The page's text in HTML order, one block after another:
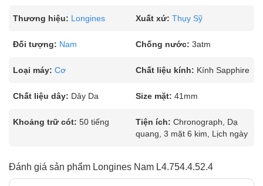
Thương hiệu: Longines Xuất xứ: Thụy Sỹ
Đối tượng: Nam Chống nước: 3atm
Loại máy: Cơ Chất liệu kính: Kính Sapphire
Chất liệu dây: Dây Da Size mặt: 41mm
Khoảng trữ cót: 50 tiếng Tiện ích: Chronograph, Dạ
quang, 3 mặt 6 kim, Lịch ngày
Đánh giá sản phẩm Longines Nam L4.754.4.52.4